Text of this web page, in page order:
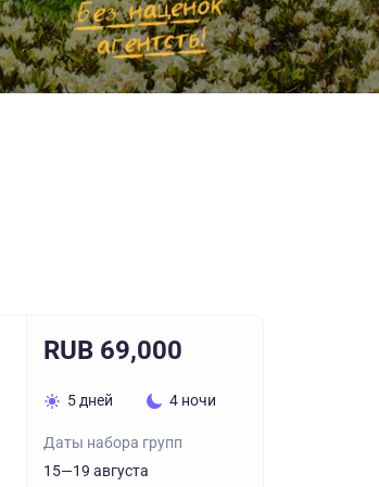
RUB 69,000
5 дней 4 ночи
Даты набора групп
15—19 августа